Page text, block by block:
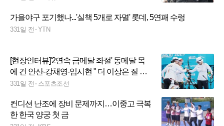
가을야구 포기했나...'실책 5개로 자멸' 롯데, 5연패 수렁
331일 전 YTN
[현장인터뷰]'2연속 금메달 좌절' 동메달 목
에 건 안산-강채영-임시현 " 더 이상은 질 수
없다…간절하게 했다"
331일 전 스포츠조선
컨디션 난조에 장비 문제까지…이중고 극복
한 한국 양궁 첫 금